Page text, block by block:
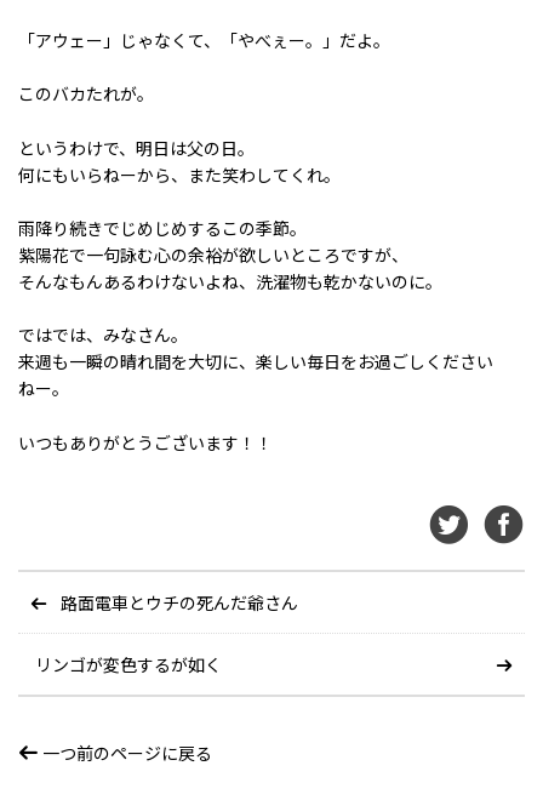
「アウェー」じゃなくて、「やべぇー。」だよ。
このバカたれが。
というわけで、明日は父の日。
何にもいらねーから、また笑わしてくれ。
雨降り続きでじめじめするこの季節。
紫陽花で一句詠む心の余裕が欲しいところですが、
そんなもんあるわけないよね、洗濯物も乾かないのに。
ではでは、みなさん。
来週も一瞬の晴れ間を大切に、楽しい毎日をお過ごしください
ねー。
いつもありがとうございます！！
路面電車とウチの死んだ爺さん
リンゴが変色するが如く
一つ前のページに戻る